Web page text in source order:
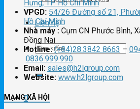
Liên hệ
Tìm
kiếm:
0
Hưng, TP. Hồ Chí Minh
VPGD: 54/26 Đường số 21,
Hồ Chí Minh
Nhà máy : Cụm CN Phước Bình,
Đồng Nai
Hotline: (+84)28.3842 8663 –
0836.999.990
Email: sales@h2lgroup.com
Website: www.h2lgroup.com
MẠNG XÃ HỘI